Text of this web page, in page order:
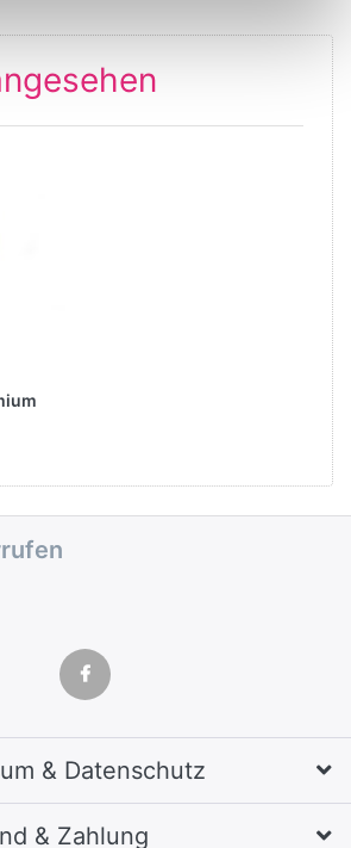
& Datenschutz
& Zahlung